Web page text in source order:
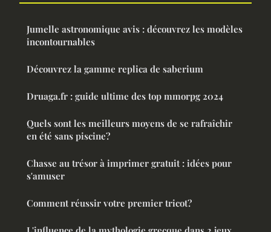
Jumelle astronomique avis : découvrez les modèles
incontournables
Découvrez la gamme replica de saberium
Druaga.fr : guide ultime des top mmorpg 2024
Quels sont les meilleurs moyens de se rafraîchir
en été sans piscine?
Chasse au trésor à imprimer gratuit : idées pour
s'amuser
Comment réussir votre premier tricot?